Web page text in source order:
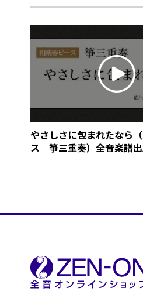
やさしさに包まれたなら
ス 箏三重奏）全音楽譜